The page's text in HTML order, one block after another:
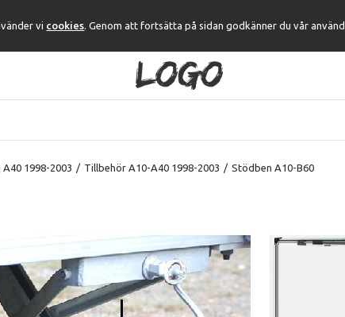
vi cookies. Genom att fortsätta på sidan godkänner du vår
A40 1998-2003 / Tillbehör A10-A40 1998-2003 / Stödben A10-B60